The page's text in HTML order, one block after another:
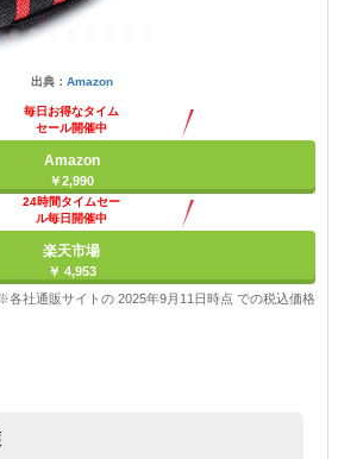
出典： Amazon
毎日お得なタイム
セール開催中
Amazon
￥2,990
24時間タイムセー
ル毎日開催中
楽天市場
￥ 4,953
各社通販サイトの 2025年9月11日時点 での税込価格